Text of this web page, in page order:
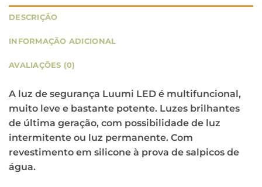
DESCRIÇÃO
INFORMAÇÃO ADICIONAL
AVALIAÇÕES (0)
A luz de segurança Luumi LED é multifuncional,
muito leve e bastante potente. Luzes brilhantes
de última geração, com possibilidade de luz
intermitente ou luz permanente. Com
revestimento em silicone à prova de salpicos de
água.